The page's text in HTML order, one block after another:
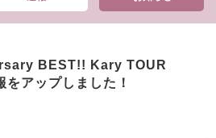
BEST!! Kary TOUR
アップしました！